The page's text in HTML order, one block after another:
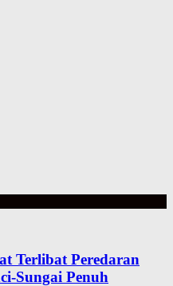
Terlibat Peredaran
Sungai Penuh